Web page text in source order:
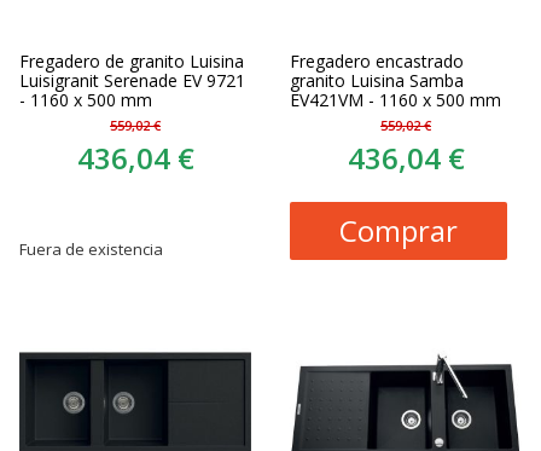
Fregadero de granito Luisina
Luisigranit Serenade EV 9721
- 1160 x 500 mm
559,02 €
436,04 €
Fuera de existencia
Fregadero encastrado
granito Luisina Samba
EV421VM - 1160 x 500 mm
559,02 €
436,04 €
Comprar